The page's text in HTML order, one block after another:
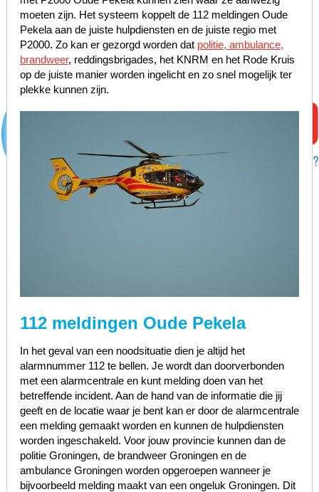
moeten zijn. Het systeem koppelt de 112 meldingen Oude
Pekela aan de juiste hulpdiensten en de juiste regio met
P2000. Zo kan er gezorgd worden dat politie, ambulance,
brandweer, reddingsbrigades, het KNRM en het Rode Kruis
op de juiste manier worden ingelicht en zo snel mogelijk ter
plekke kunnen zijn.
112 meldingen Oude Pekela
In het geval van een noodsituatie dien je altijd het
alarmnummer 112 te bellen. Je wordt dan doorverbonden
met een alarmcentrale en kunt melding doen van het
betreffende incident. Aan de hand van de informatie die jij
geeft en de locatie waar je bent kan er door de alarmcentrale
een melding gemaakt worden en kunnen de hulpdiensten
worden ingeschakeld. Voor jouw provincie kunnen dan de
politie Groningen, de brandweer Groningen en de
ambulance Groningen worden opgeroepen wanneer je
bijvoorbeeld melding maakt van een ongeluk Groningen. Dit